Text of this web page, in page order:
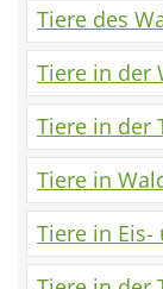
Tiere des
Tiere in der
Tiere in der
Tiere in
Tiere in Eis-